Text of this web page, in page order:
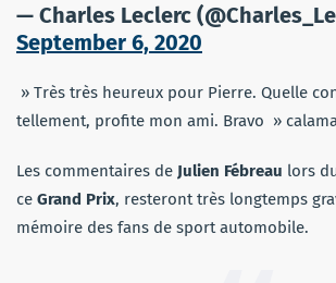
— Charles Leclerc
September 6, 2020
» Très très heureux pour Pierre. Quelle
tellement, profite mon ami. Bravo »
Les commentaires de Julien Fébreau lors
ce Grand Prix, resteront très longtemps
mémoire des fans de sport automobile.